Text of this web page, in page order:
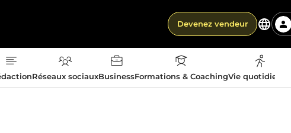
Devenez vendeur
Réseaux sociauxBusinessFormations & CoachingVie